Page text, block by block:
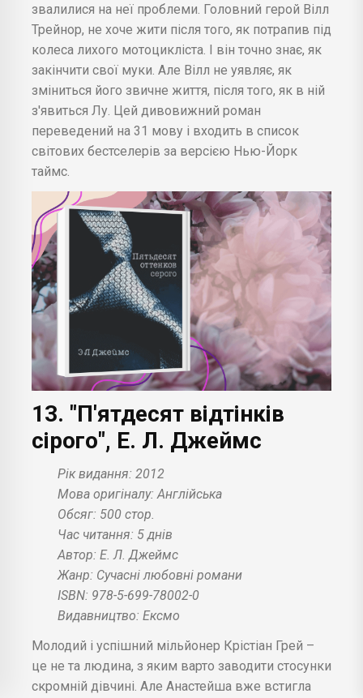
звалилися на неї проблеми. Головний герой Вілл
Трейнор, не хоче жити після того, як потрапив під
колеса лихого мотоцикліста. І він точно знає, як
закінчити свої муки. Але Вілл не уявляє, як
зміниться його звичне життя, після того, як в ній
з'явиться Лу. Цей дивовижний роман
переведений на 31 мову і входить в список
світових бестселерів за версією Нью-Йорк
таймс.
13. "П'ятдесят відтінків
сірого", Е. Л. Джеймс
Рік видання: 2012
Мова оригіналу: Англійська
Обсяг: 500 стор.
Час читання: 5 днів
Автор: Е. Л. Джеймс
Жанр: Сучасні любовні романи
ISBN: 978-5-699-78002-0
Видавництво: Ексмо
Молодий і успішний мільйонер Крістіан Грей –
це не та людина, з яким варто заводити стосунки
скромній дівчині. Але Анастейша вже встигла